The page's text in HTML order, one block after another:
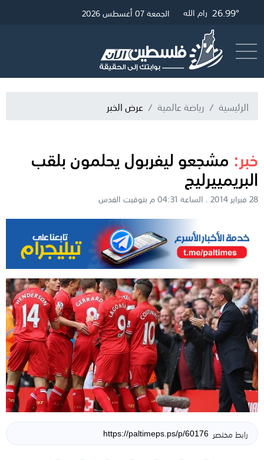
30.19° غزة 27.23° القدس 26.99° رام الله الجمعة 07 أغسطس 2026
الرئيسية رياضة عالمية عرض الخبر
خبر: مشجعو ليفربول يحلمون بلقب
البريمييرليج
28 فبراير 2014 . الساعة 04:31 م بتوقيت القدس
رابط مختصر